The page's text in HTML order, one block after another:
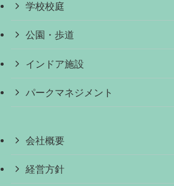
学校校庭
公園・歩道
インドア施設
パークマネジメント
会社概要
経営方針